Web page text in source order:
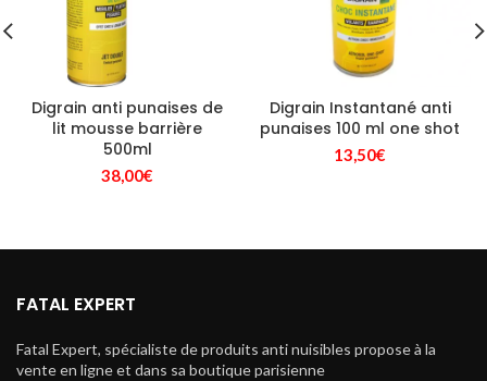
Digrain anti punaises de
lit mousse barrière
500ml
38,00€
Digrain Instantané anti
punaises 100 ml one shot
13,50€
FATAL EXPERT
Fatal Expert, spécialiste de produits anti nuisibles propose à la
vente en ligne et dans sa boutique parisienne